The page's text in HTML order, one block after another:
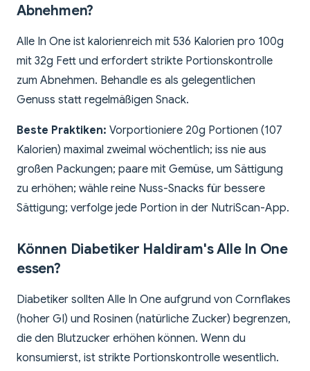
Abnehmen?
Alle In One ist kalorienreich mit 536 Kalorien pro 100g
mit 32g Fett und erfordert strikte Portionskontrolle
zum Abnehmen. Behandle es als gelegentlichen
Genuss statt regelmäßigen Snack.
Beste Praktiken: Vorportioniere 20g Portionen (107
Kalorien) maximal zweimal wöchentlich; iss nie aus
großen Packungen; paare mit Gemüse, um Sättigung
zu erhöhen; wähle reine Nuss-Snacks für bessere
Sättigung; verfolge jede Portion in der NutriScan-App.
Können Diabetiker Haldiram's Alle In One
essen?
Diabetiker sollten Alle In One aufgrund von Cornflakes
(hoher GI) und Rosinen (natürliche Zucker) begrenzen,
die den Blutzucker erhöhen können. Wenn du
konsumierst, ist strikte Portionskontrolle wesentlich.